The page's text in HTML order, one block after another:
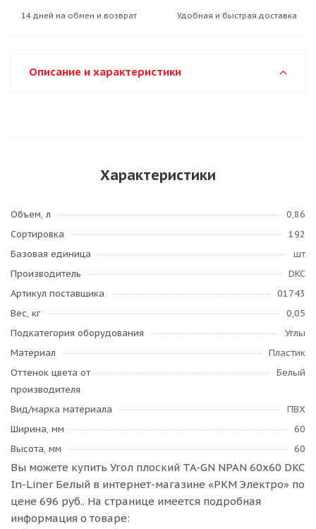
14 дней на обмен и возврат Удобная и быстрая доставка
Описание и характеристики
Характеристики
Объем, л
0,86
Сортировка
192
Базовая единица
шт
Производитель
DKC
Артикул поставщика
01743
Вес, кг
0,05
Подкатегория оборудования
Углы
Материал
Пластик
Оттенок цвета от
производителя
Белый
Вид/марка материала
ПВХ
Ширина, мм
60
Высота, мм
60
Вы можете купить Угол плоский TA-GN NPAN 60x60 DKC
In-Liner Белый в интернет-магазине «РКМ Электро» по
цене 696 руб.. На странице имеется подробная
информация о товаре: